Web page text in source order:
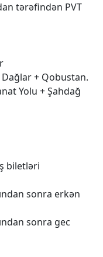
tərəfindən PVT
+ Qobustan.
Yolu + Şahdağ
biletləri
sonra erkən
sonra gec